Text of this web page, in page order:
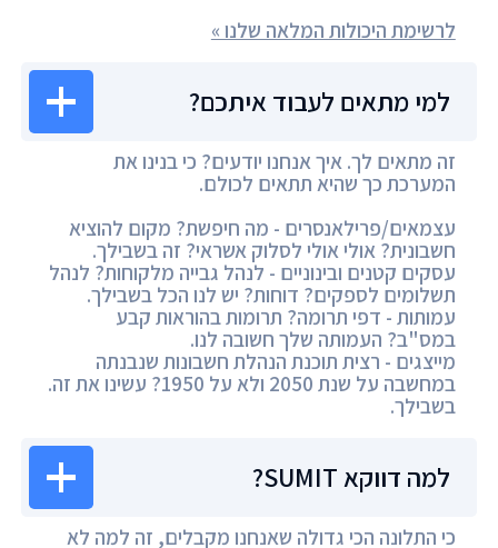
לרשימת היכולות המלאה שלנו »
למי מתאים לעבוד איתכם?
זה מתאים לך. איך אנחנו יודעים? כי בנינו את
המערכת כך שהיא תתאים לכולם.
עצמאים/פרילאנסרים - מה חיפשת? מקום להוציא
חשבונית? אולי אולי לסלוק אשראי? זה בשבילך.
עסקים קטנים ובינוניים - לנהל גבייה מלקוחות? לנהל
תשלומים לספקים? דוחות? יש לנו הכל בשבילך.
עמותות - דפי תרומה? תרומות בהוראות קבע
במס"ב? העמותה שלך חשובה לנו.
מייצגים - רצית תוכנת הנהלת חשבונות שנבנתה
במחשבה על שנת 2050 ולא על 1950? עשינו את זה.
בשבילך.
למה דווקא SUMIT?
כי התלונה הכי גדולה שאנחנו מקבלים, זה למה לא